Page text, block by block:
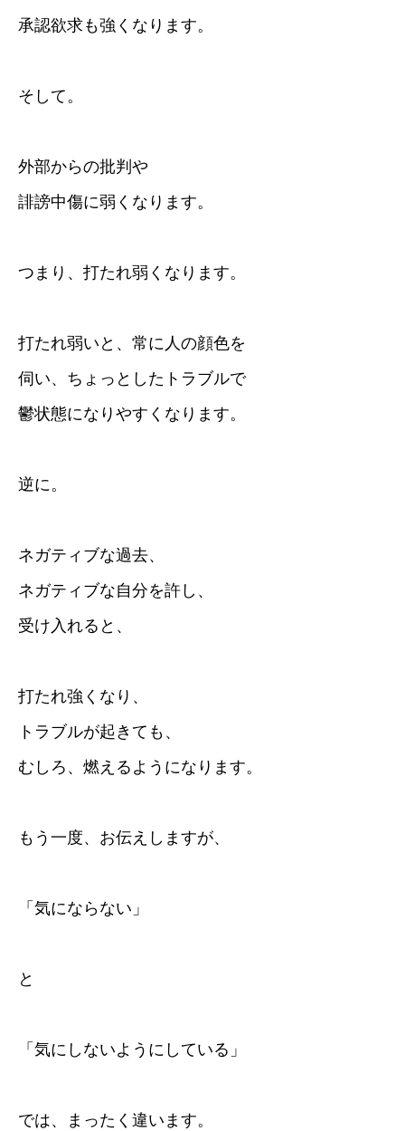
承認欲求も強くなります。
そして。
外部からの批判や
誹謗中傷に弱くなります。
つまり、打たれ弱くなります。
打たれ弱いと、常に人の顔色を
伺い、ちょっとしたトラブルで
鬱状態になりやすくなります。
逆に。
ネガティブな過去、
ネガティブな自分を許し、
受け入れると、
打たれ強くなり、
トラブルが起きても、
むしろ、燃えるようになります。
もう一度、お伝えしますが、
「気にならない」
と
「気にしないようにしている」
では、まったく違います。